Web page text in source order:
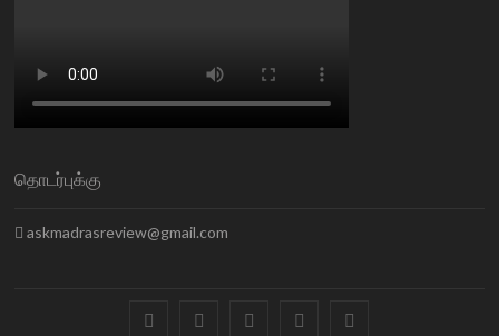
தொடர்புக்கு
askmadrasreview@gmail.com
facebook twitter instagrampinterest